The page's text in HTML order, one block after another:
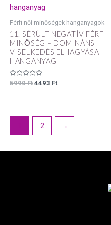
Férfi-női minőségek hanganyagok
11. SÉRÜLT NEGATÍV FÉRFI
MINŐSÉG – DOMINÁNS
VISELKEDÉS ELHAGYÁSA
HANGANYAG
Értékelés:
5990Ft 4493 Ft
2 →